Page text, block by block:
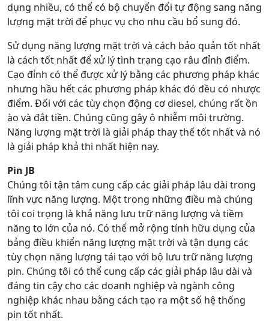
dụng nhiều, có thể có bộ chuyển đổi tự động sang năng
lượng mặt trời để phục vụ cho nhu cầu bổ sung đó.
Sử dụng năng lượng mặt trời và cách bảo quản tốt nhất
là cách tốt nhất để xử lý tình trạng cạo râu đỉnh điểm.
Cạo đỉnh có thể được xử lý bằng các phương pháp khác
nhưng hầu hết các phương pháp khác đó đều có nhược
điểm. Đối với các tùy chọn động cơ diesel, chúng rất ồn
ào và đắt tiền. Chúng cũng gây ô nhiễm môi trường.
Năng lượng mặt trời là giải pháp thay thế tốt nhất và nó
là giải pháp khả thi nhất hiện nay.
Pin JB
Chúng tôi tận tâm cung cấp các giải pháp lâu dài trong
lĩnh vực năng lượng. Một trong những điều mà chúng
tôi coi trọng là khả năng lưu trữ năng lượng và tiềm
năng to lớn của nó. Có thể mở rộng tính hữu dụng của
bảng điều khiển năng lượng mặt trời và tận dụng các
tùy chọn năng lượng tái tạo với bộ lưu trữ năng lượng
pin. Chúng tôi có thể cung cấp các giải pháp lâu dài và
đáng tin cậy cho các doanh nghiệp và ngành công
nghiệp khác nhau bằng cách tạo ra một số hệ thống
pin tốt nhất.